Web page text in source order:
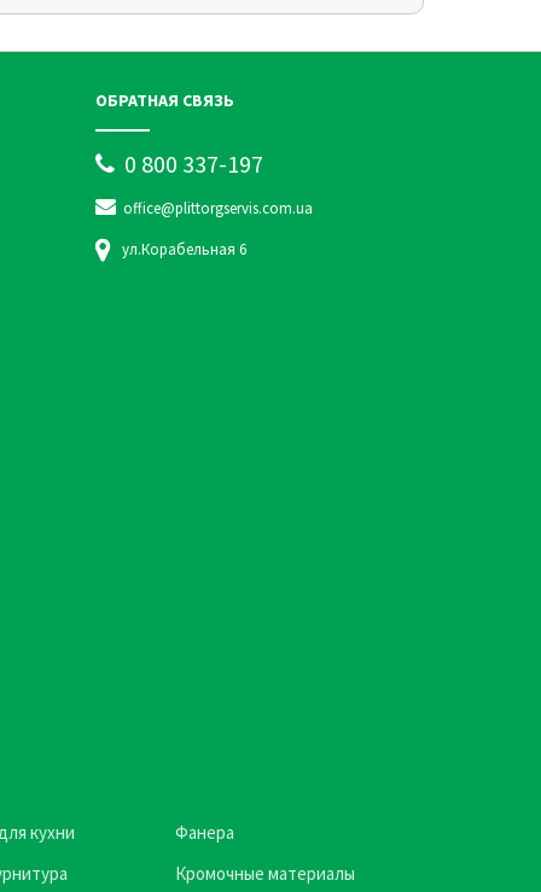
ОБРАТНАЯ СВЯЗЬ
0 800 337-197
office@plittorgservis.com.ua
ул.Корабельная 6
кухни
Фанера
Кромочные материалы